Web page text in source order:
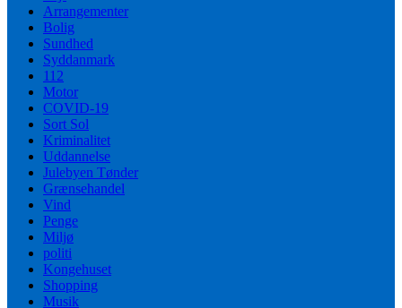
Arrangementer
Bolig
Sundhed
Syddanmark
112
Motor
COVID-19
Sort Sol
Kriminalitet
Uddannelse
Julebyen Tønder
Grænsehandel
Vind
Penge
Miljø
politi
Kongehuset
Shopping
Musik